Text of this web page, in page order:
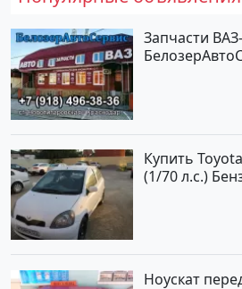
Запчасти
Купить
(1/70 л.с.)
Ноускат